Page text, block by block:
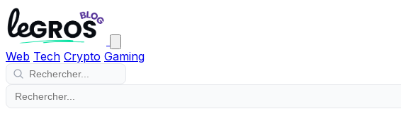
Web Tech Crypto Gaming